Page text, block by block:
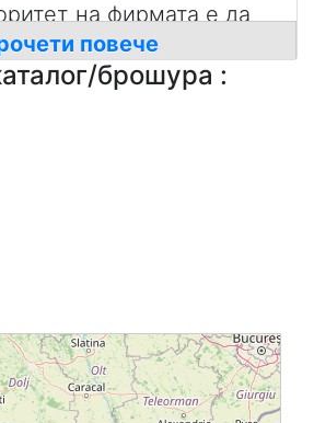
на фирмата е да
и красота на
предлагайки всичко
завършеност и уют на
сред вас. Еником-М
гама от продукти и
непрекъснато се
артикули са с
повече
брошура :